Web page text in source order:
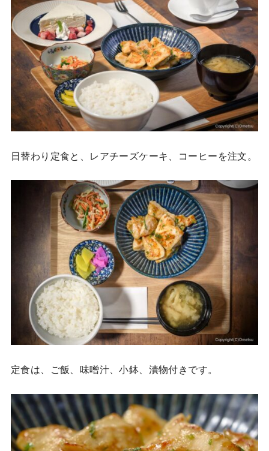
日替わり定食と、レアチーズケーキ、コーヒーを注文。
定食は、ご飯、味噌汁、小鉢、漬物付きです。